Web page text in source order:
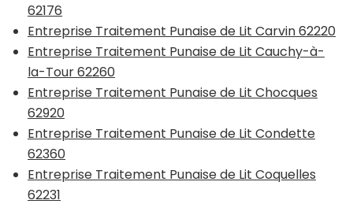
62176
Entreprise Traitement Punaise de Lit Carvin 62220
Entreprise Traitement Punaise de Lit Cauchy-à-
la-Tour 62260
Entreprise Traitement Punaise de Lit Chocques
62920
Entreprise Traitement Punaise de Lit Condette
62360
Entreprise Traitement Punaise de Lit Coquelles
62231